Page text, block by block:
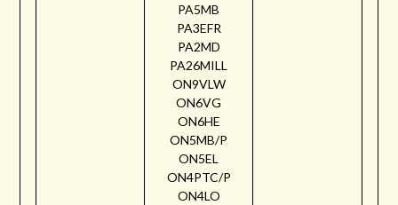
PA5MB
PA3EFR
PA2MD
PA26MILL
ON9VLW
ON6VG
ON6HE
ON5MB/P
ON5EL
ON4PTC/P
ON4LO